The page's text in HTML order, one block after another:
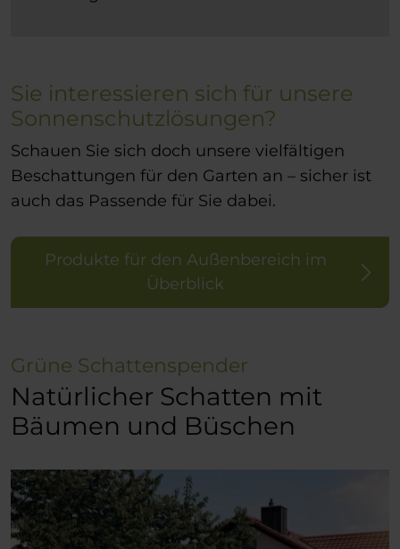
Sie interessieren sich für unsere
Sonnenschutzlösungen?
Schauen Sie sich doch unsere vielfältigen
Beschattungen für den Garten an – sicher ist
auch das Passende für Sie dabei.
Produkte für den Außenbereich im
Überblick
Grüne Schattenspender
Natürlicher Schatten mit
Bäumen und Büschen